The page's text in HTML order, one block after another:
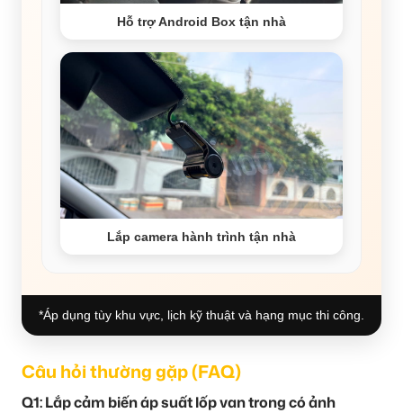
Hỗ trợ Android Box tận nhà
Lắp camera hành trình tận nhà
*Áp dụng tùy khu vực, lịch kỹ thuật và hạng mục thi công.
Câu hỏi thường gặp (FAQ)
Q1: Lắp cảm biến áp suất lốp van trong có ảnh